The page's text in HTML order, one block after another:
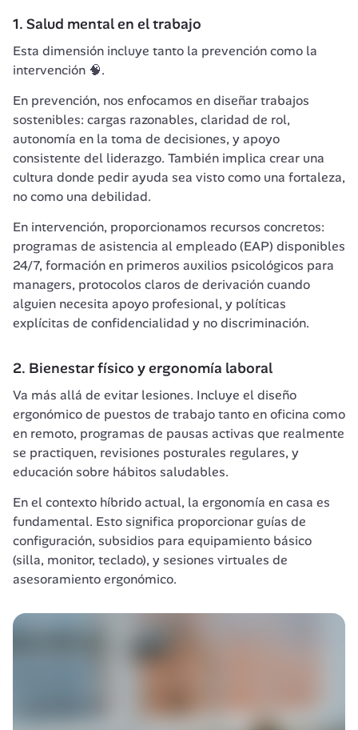
1. Salud mental en el trabajo
Esta dimensión incluye tanto la prevención como la
intervención 🧠.
En prevención, nos enfocamos en diseñar trabajos
sostenibles: cargas razonables, claridad de rol,
autonomía en la toma de decisiones, y apoyo
consistente del liderazgo. También implica crear una
cultura donde pedir ayuda sea visto como una fortaleza,
no como una debilidad.
En intervención, proporcionamos recursos concretos:
programas de asistencia al empleado (EAP) disponibles
24/7, formación en primeros auxilios psicológicos para
managers, protocolos claros de derivación cuando
alguien necesita apoyo profesional, y políticas
explícitas de confidencialidad y no discriminación.
2. Bienestar físico y ergonomía laboral
Va más allá de evitar lesiones. Incluye el diseño
ergonómico de puestos de trabajo tanto en oficina como
en remoto, programas de pausas activas que realmente
se practiquen, revisiones posturales regulares, y
educación sobre hábitos saludables.
En el contexto híbrido actual, la ergonomía en casa es
fundamental. Esto significa proporcionar guías de
configuración, subsidios para equipamiento básico
(silla, monitor, teclado), y sesiones virtuales de
asesoramiento ergonómico.